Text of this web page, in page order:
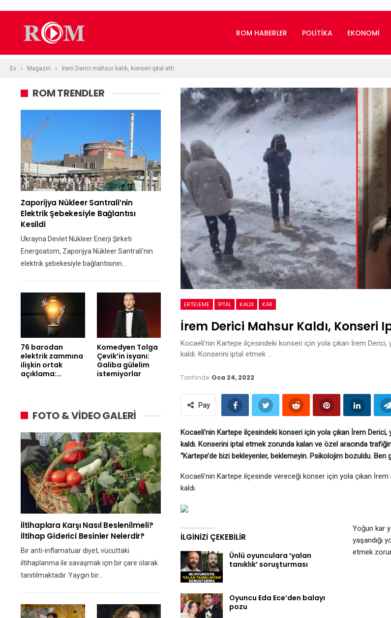
ROM HABERLER POLITIKA EKONOMI
Ev Magazin İrem Derici mahsur kaldı, konseri iptal etti
ERTELEME İPTAL KALDI KAR
İrem Derici Mahsur Kaldı, Konseri
Kocaeli’nin Kartepe ilçesindeki konseri için yola çıkan İrem
kaldı. Konserini iptal etmek …
Tarihinde Oca 24, 2022
Pay
Kocaeli’nin Kartepe ilçesindeki konseri için yola çıkan İrem
kaldı. Konserini iptal etmek zorunda kalan ve özel aracında
“Kartepe’de bizi bekleyenler, beklemeyin. Psikolojim bozuldu. Ben
Kocaeli’nin Kartepe ilçesinde vereceği konser için yola çıkan
kaldı.
İLGINIZI ÇEKEBILIR
Ünlü oyunculara ‘yalan
tanıklık’ soruşturması
Oyuncu Eda Ece’den balayı
pozu
Yoğun kar
yaşandığı
etmek
ROM TRENDLER
Zaporijya Nükleer Santrali’nin
Elektrik Şebekesiyle Bağlantısı
Kesildi
Ukrayna Devlet Nükleer Enerji Şirketi
Energoatom, Zaporijya Nükleer Santrali'nin
elektrik şebekesiyle bağlantısının…
76 barodan
elektrik zammına
ilişkin ortak
açıklama:…
Komedyen Tolga
Çevik’in isyanı:
Galiba gülelim
istemiyorlar
FOTO & VİDEO GALERİ
İltihaplara Karşı Nasıl Beslenilmeli?
İltihap Giderici Besinler Nelerdir?
Bir anti-inflamatuar diyet, vücuttaki
iltihaplanma ile savaşmak için bir çare olarak
tanıtılmaktadır. Yaygın bir…